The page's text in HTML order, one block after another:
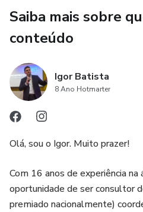
Saiba mais sobre
conteúdo
Igor Batista
8 Ano Hotmarter
Olá, sou o Igor. Muito prazer!
Com 16 anos de experiência na
oportunidade de ser consultor
premiado nacionalmente)